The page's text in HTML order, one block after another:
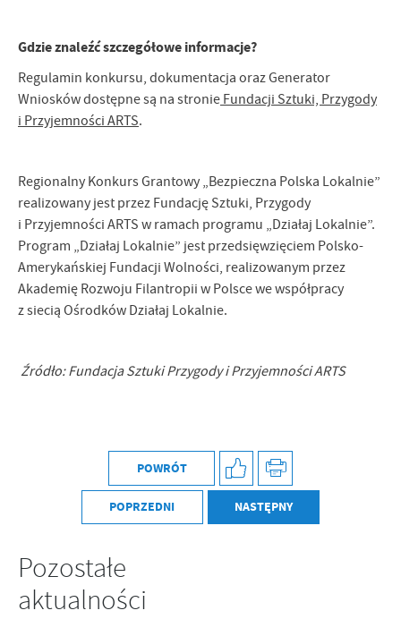
Gdzie znaleźć szczegółowe informacje?
Regulamin konkursu, dokumentacja oraz Generator
Wniosków dostępne są na stronie Fundacji Sztuki, Przygody
i Przyjemności ARTS.
Regionalny Konkurs Grantowy „Bezpieczna Polska Lokalnie”
realizowany jest przez Fundację Sztuki, Przygody
i Przyjemności ARTS w ramach programu „Działaj Lokalnie”.
Program „Działaj Lokalnie” jest przedsięwzięciem Polsko-
Amerykańskiej Fundacji Wolności, realizowanym przez
Akademię Rozwoju Filantropii w Polsce we współpracy
z siecią Ośrodków Działaj Lokalnie.
Źródło: Fundacja Sztuki Przygody i Przyjemności ARTS
POWRÓT
POPRZEDNI NASTĘPNY
Pozostałe
aktualności